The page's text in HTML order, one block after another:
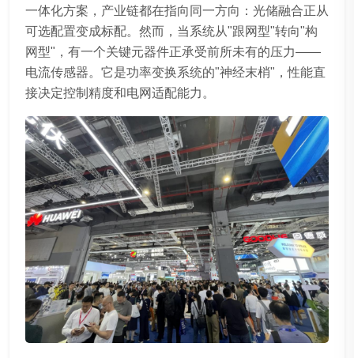
一体化方案，产业链都在指向同一方向：光储融合正从
可选配置变成标配。然而，当系统从"跟网型"转向"构
网型"，有一个关键元器件正承受前所未有的压力——
电流传感器。它是功率变换系统的"神经末梢"，性能直
接决定控制精度和电网适配能力。